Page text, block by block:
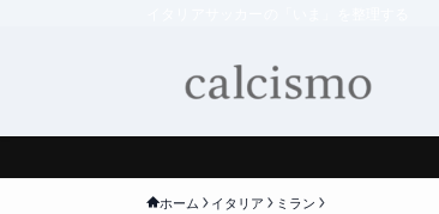
ホーム イタリア ミラン